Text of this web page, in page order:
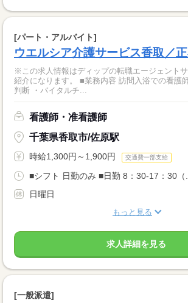
[パート・アルバイト]
ウエルシア介護サービス香取／
※この求人情報はディップの転職エージェント
紹介になります。 ■業務内容 訪問入浴での看護
判断 ・バイタルチ...
看護師・准看護師
千葉県香取市/佐原駅
時給1,300円～1,900円 交通費一部支給
■シフト 日勤のみ ■日勤 8：30-17：30（...
日曜日
もっと見る
求人詳細を見る
[一般派遣]